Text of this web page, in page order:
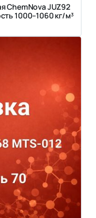
ChemNova JUZ92
1000–1060 кг/м³